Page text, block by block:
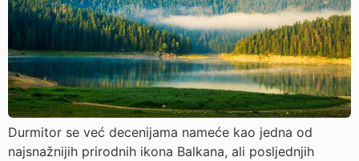
Durmitor se već decenijama nameće kao jedna od
najsnažnijih prirodnih ikona Balkana, ali posljednjih